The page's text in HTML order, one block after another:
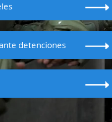
detenciones